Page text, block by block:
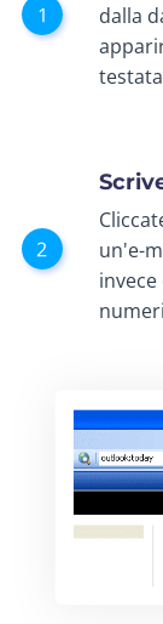
dalla
un'e-